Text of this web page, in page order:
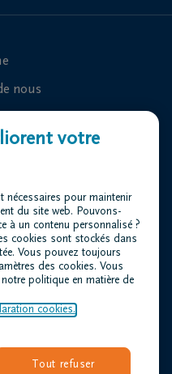
nous
posées
à la vie privée
votre
nécessaires pour maintenir
du site web. Pouvons-
à un contenu personnalisé ?
cookies sont stockés dans
Vous pouvez toujours
des cookies. Vous
politique en matière de
cookies.
Tout refuser